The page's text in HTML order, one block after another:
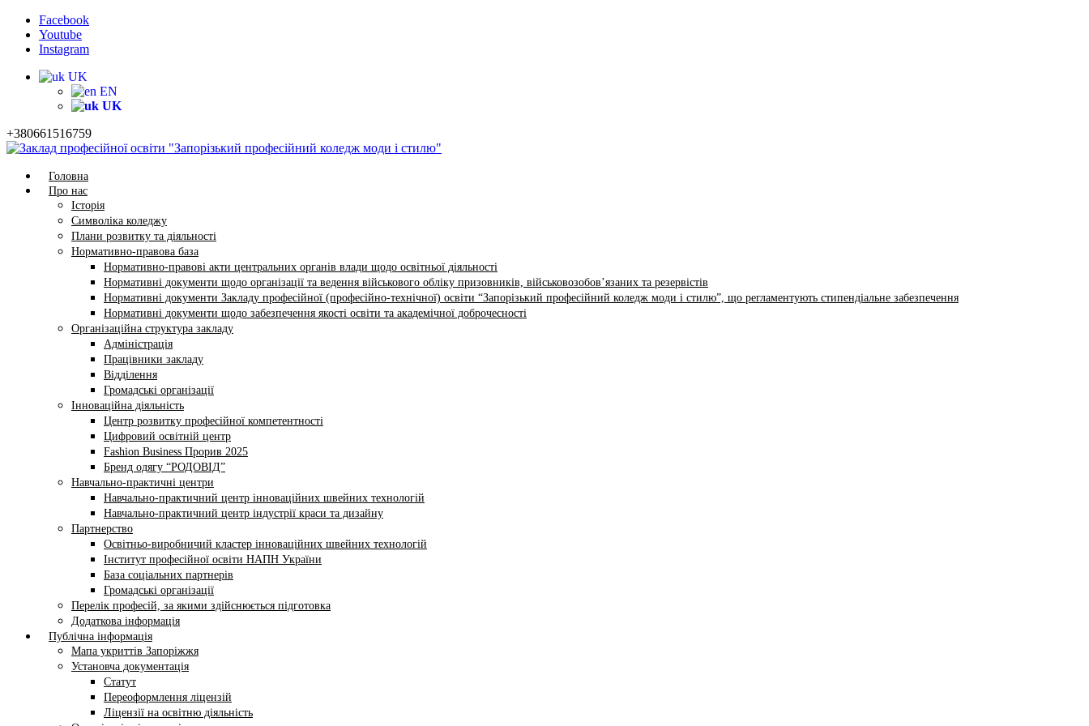
Facebook
Youtube
Instagram
UK
EN
UK
+380661516759
Головна
Про нас
Історія
Символіка коледжу
Плани розвитку та діяльності
Нормативно-правова база
Нормативно-правові акти центральних органів влади щодо освітньої діяльності
Нормативні документи щодо організації та ведення військового обліку призовників, військовозобов’язаних та резервістів
Нормативні документи Закладу професійної (професійно-технічної) освіти “Запорізький професійний коледж моди і стилю”, що регламентують стипендіальне забезпечення
Нормативні документи щодо забезпечення якості освіти та академічної доброчесності
Організаційна структура закладу
Адміністрація
Працівники закладу
Відділення
Громадські організації
Інноваційна діяльність
Центр розвитку професійної компетентності
Цифровий освітній центр
Fashion Business Прорив 2025
Бренд одягу “РОДОВІД”
Навчально-практичні центри
Навчально-практичний центр інноваційних швейних технологій
Навчально-практичний центр індустрії краси та дизайну
Партнерство
Освітньо-виробничий кластер інноваційних швейних технологій
Інститут професійної освіти НАПН України
База соціальних партнерів
Громадські організації
Перелік професій, за якими здійснюється підготовка
Додаткова інформація
Публічна інформація
Мапа укриттів Запоріжжя
Установча документація
Статут
Переоформлення ліцензій
Ліцензії на освітню діяльність